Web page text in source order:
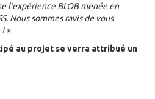
l’expérience BLOB menée en
Nous sommes ravis de vous
»
au projet se verra attribué un